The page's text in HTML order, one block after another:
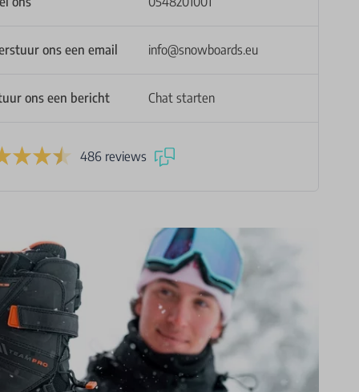
48
49
ons een email info@snowboards.eu
ons een bericht Chat starten
486 reviews